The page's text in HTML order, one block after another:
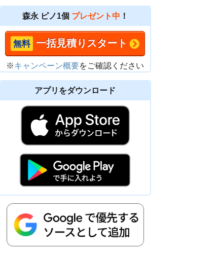
森永 ピノ1個 プレゼント中 ！
一括見積りスタート
※キャンペーン概要をご確認ください
アプリをダウンロード